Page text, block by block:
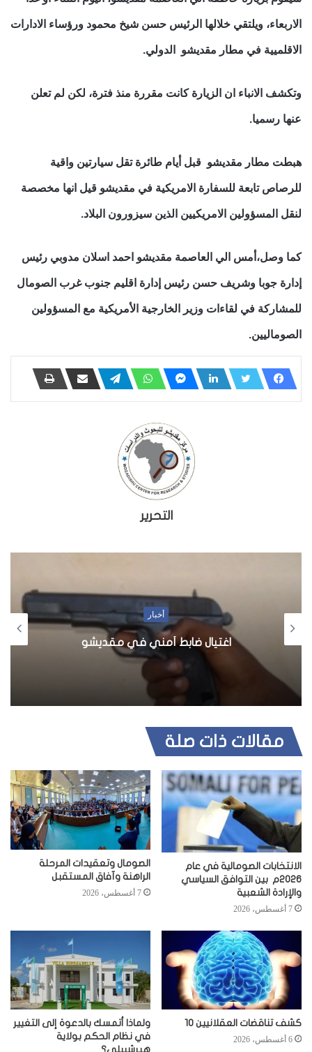
الاربعاء، ويلتقي خلالها الرئيس حسن شيخ محمود ورؤساء الادارات
الاقلميية في مطار مقديشو الدولي.
وتكشف الانباء ان الزيارة كانت مقررة منذ فترة، لكن لم تعلن
عنها رسميا.
هبطت مطار مقديشو قبل أيام طائرة تقل سيارتين واقية
للرصاص تابعة للسفارة الامريكية في مقديشو قيل انها مخصصة
لنقل المسؤولين الامريكيين الذين سيزورون البلاد.
كما وصل،أمس الي العاصمة مقديشو احمد اسلان مدوبي رئيس
إدارة جوبا وشريف حسن رئيس إدارة اقليم جنوب غرب الصومال
للمشاركة في لقاءات وزير الخارجية الأمريكية مع المسؤولين
الصوماليين.
التحرير
أخبار
اغتيال ضابط أمني في مقديشو
مقالات ذات صلة
الانتخابات الصومالية في عام
2026م بين التوافق السياسي
والإرادة الشعبية
7 أغسطس، 2026
الصومال وتعقيدات المرحلة
الراهنة وآفاق المستقبل
7 أغسطس، 2026
كشف تناقضات العقلانيين 10
6 أغسطس، 2026
ولماذا أتمسك بالدعوة إلى التغيير
في نظام الحكم بولاية
هيرشبيلي؟